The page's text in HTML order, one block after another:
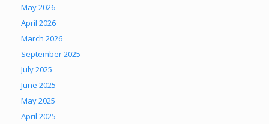
May 2026
April 2026
March 2026
September 2025
July 2025
June 2025
May 2025
April 2025